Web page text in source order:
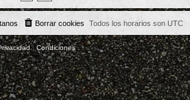
Todos los horarios son UTC
Borrar cookies
| Condiciones